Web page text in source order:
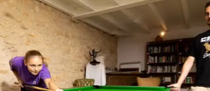
informatie over …
Nederland